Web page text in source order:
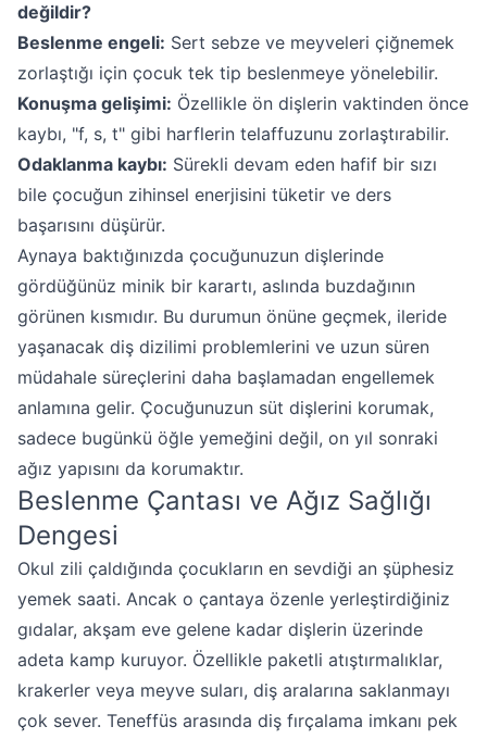
değildir?
Beslenme engeli: Sert sebze ve meyveleri çiğnemek
zorlaştığı için çocuk tek tip beslenmeye yönelebilir.
Konuşma gelişimi: Özellikle ön dişlerin vaktinden önce
kaybı, "f, s, t" gibi harflerin telaffuzunu zorlaştırabilir.
Odaklanma kaybı: Sürekli devam eden hafif bir sızı
bile çocuğun zihinsel enerjisini tüketir ve ders
başarısını düşürür.
Aynaya baktığınızda çocuğunuzun dişlerinde
gördüğünüz minik bir karartı, aslında buzdağının
görünen kısmıdır. Bu durumun önüne geçmek, ileride
yaşanacak diş dizilimi problemlerini ve uzun süren
müdahale süreçlerini daha başlamadan engellemek
anlamına gelir. Çocuğunuzun süt dişlerini korumak,
sadece bugünkü öğle yemeğini değil, on yıl sonraki
ağız yapısını da korumaktır.
Beslenme Çantası ve Ağız Sağlığı
Dengesi
Okul zili çaldığında çocukların en sevdiği an şüphesiz
yemek saati. Ancak o çantaya özenle yerleştirdiğiniz
gıdalar, akşam eve gelene kadar dişlerin üzerinde
adeta kamp kuruyor. Özellikle paketli atıştırmalıklar,
krakerler veya meyve suları, diş aralarına saklanmayı
çok sever. Teneffüs arasında diş fırçalama imkanı pek